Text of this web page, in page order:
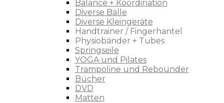
Balance + Koordination
Diverse Bälle
Diverse Kleingeräte
Handtrainer / Fingerhantel
Physiobänder + Tubes
Springseile
YOGA und Pilates
Trampoline und Rebounder
Bücher
DVD
Matten